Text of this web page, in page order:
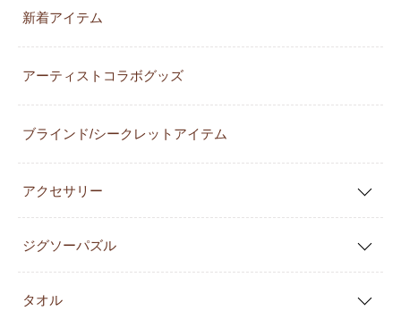
新着アイテム
アーティストコラボグッズ
ブラインド/シークレットアイテム
アクセサリー
ジグソーパズル
タオル